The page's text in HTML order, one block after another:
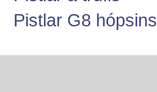
Pistlar G8 hópsins